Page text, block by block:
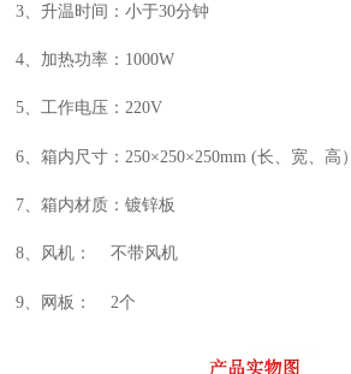
3、升温时间：小于30分钟
4、加热功率： 1000W
5、工作电压：220V
6、箱内尺寸： 250×250×250mm (长、宽、高）
7、箱内材质：镀锌板
8、风机： 不带风机
9、网板： 2个